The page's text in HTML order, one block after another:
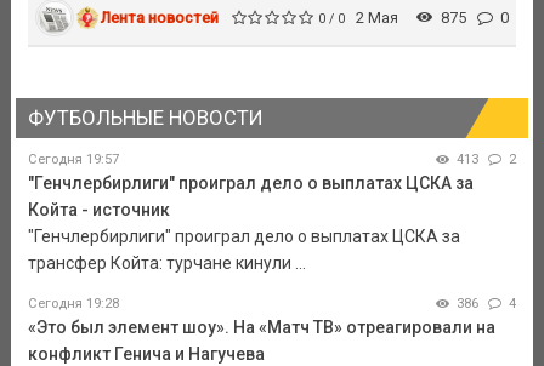
Лента новостей 0 / 0 2 Мая 875 0
ФУТБОЛЬНЫЕ НОВОСТИ
Сегодня 19:57 413 2
"Генчлербирлиги" проиграл дело о выплатах ЦСКА за
Койта - источник
"Генчлербирлиги" проиграл дело о выплатах ЦСКА за
трансфер Койта: турчане кинули ...
Сегодня 19:28 386 4
«Это был элемент шоу». На «Матч ТВ» отреагировали на
конфликт Генича и Нагучева